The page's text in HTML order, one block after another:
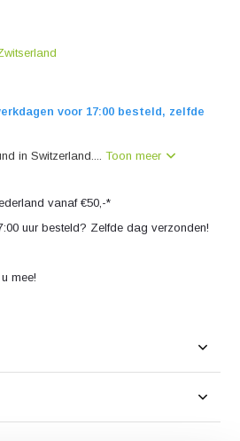
voor 17:00 besteld, zelfde
in Switzerland....Toon meer
vanaf €50,-*
uur besteld? Zelfde dag verzonden!
mee!